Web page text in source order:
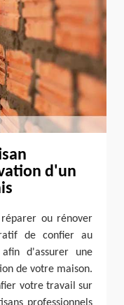
d'un
ou rénover
de confier au
d'assurer une
de votre maison.
votre travail sur